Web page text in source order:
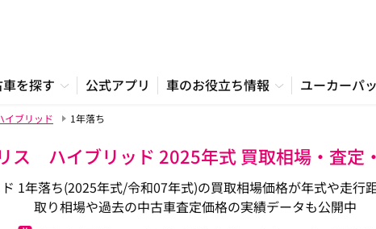
を探す 公式アプリ 車のお役立ち情報 ユーカーパ
ブリッド 1年落ち
ス ハイブリッド 2025年式 買取相場・査定
1年落ち(2025年式/令和07年式)の買取相場価格が年式や走行
取り相場や過去の中古車査定価格の実績データも公開中